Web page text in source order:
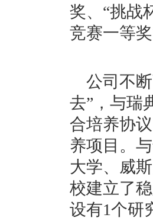
奖、“挑战
竞赛一等
公司不
去”，与瑞
合培养协
养项目。
大学、威
校建立了
设有1个研